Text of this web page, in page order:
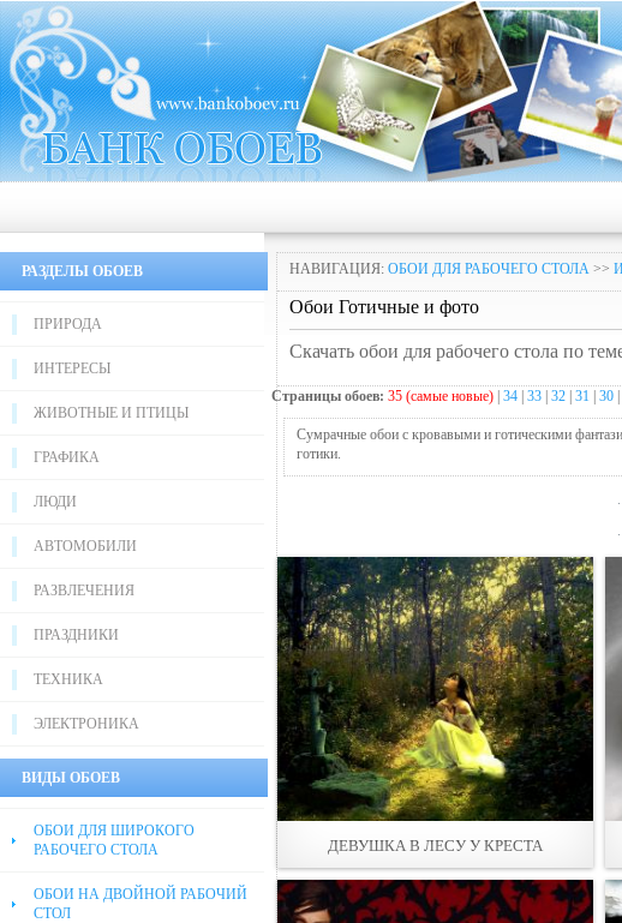
РАЗДЕЛЫ ОБОЕВ
ПРИРОДА
ИНТЕРЕСЫ
ЖИВОТНЫЕ И ПТИЦЫ
ГРАФИКА
ЛЮДИ
АВТОМОБИЛИ
РАЗВЛЕЧЕНИЯ
ПРАЗДНИКИ
ТЕХНИКА
ЭЛЕКТРОНИКА
ВИДЫ ОБОЕВ
ОБОИ ДЛЯ ШИРОКОГО
РАБОЧЕГО СТОЛА
ОБОИ НА ДВОЙНОЙ РАБОЧИЙ
СТОЛ
НАВИГАЦИЯ: ОБОИ ДЛЯ РАБОЧЕГО СТОЛА >>
Обои Готичные и фото
Скачать обои для рабочего стола по
Страницы обоев: 35 (самые новые) 34 33 32 31 30
Сумрачные обои с кровавыми и готическими
готики.
ДЕВУШКА В ЛЕСУ У КРЕСТА